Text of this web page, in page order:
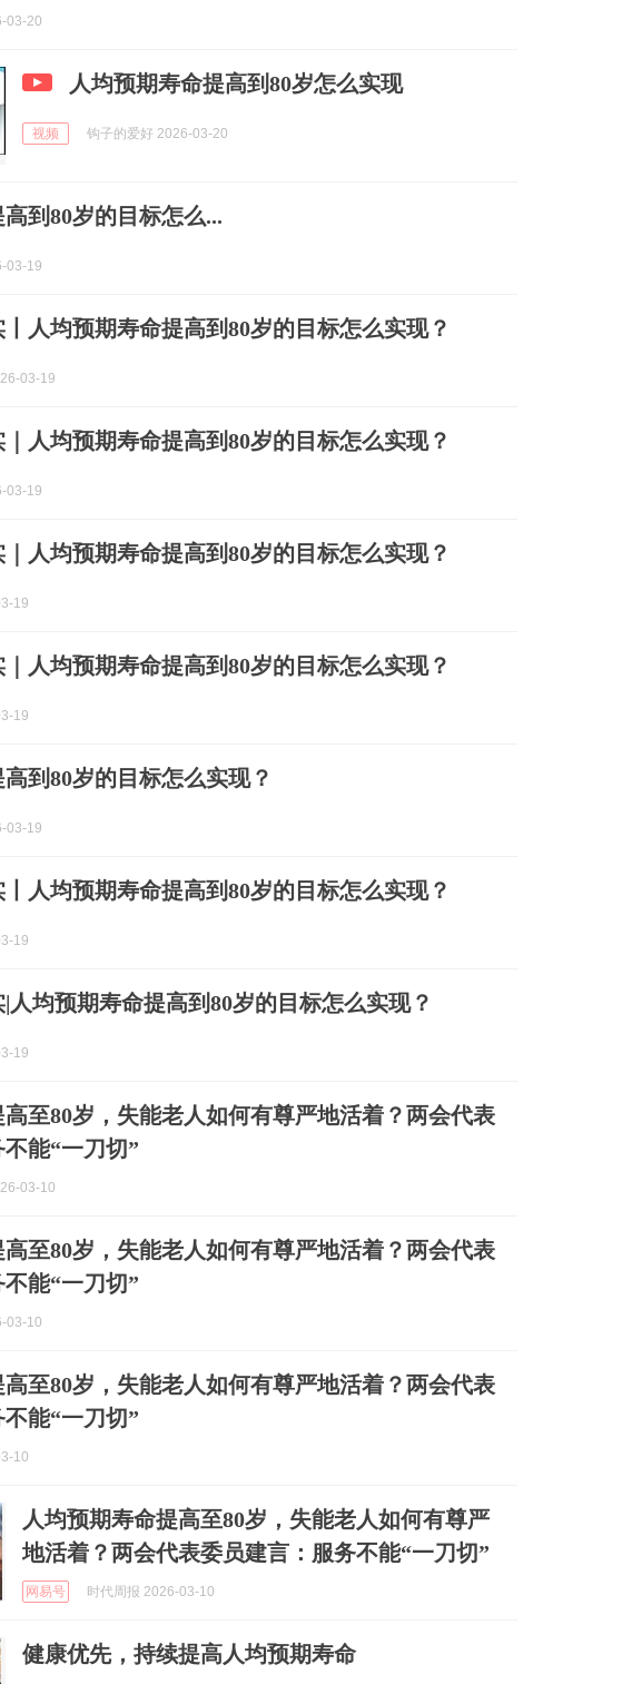
03-20
人均预期寿命提高到80岁怎么实现
视频 钩子的爱好 2026-03-20
到80岁的目标怎么...
03-19
人均预期寿命提高到80岁的目标怎么实现？
03-19
人均预期寿命提高到80岁的目标怎么实现？
03-19
人均预期寿命提高到80岁的目标怎么实现？
19
人均预期寿命提高到80岁的目标怎么实现？
19
到80岁的目标怎么实现？
03-19
人均预期寿命提高到80岁的目标怎么实现？
19
人均预期寿命提高到80岁的目标怎么实现？
19
高至80岁，失能老人如何有尊严地活着？两会代表
能“一刀切”
03-10
高至80岁，失能老人如何有尊严地活着？两会代表
能“一刀切”
03-10
高至80岁，失能老人如何有尊严地活着？两会代表
能“一刀切”
10
人均预期寿命提高至80岁，失能老人如何有尊严
地活着？两会代表委员建言：服务不能“一刀切”
网易号 时代周报 2026-03-10
健康优先，持续提高人均预期寿命